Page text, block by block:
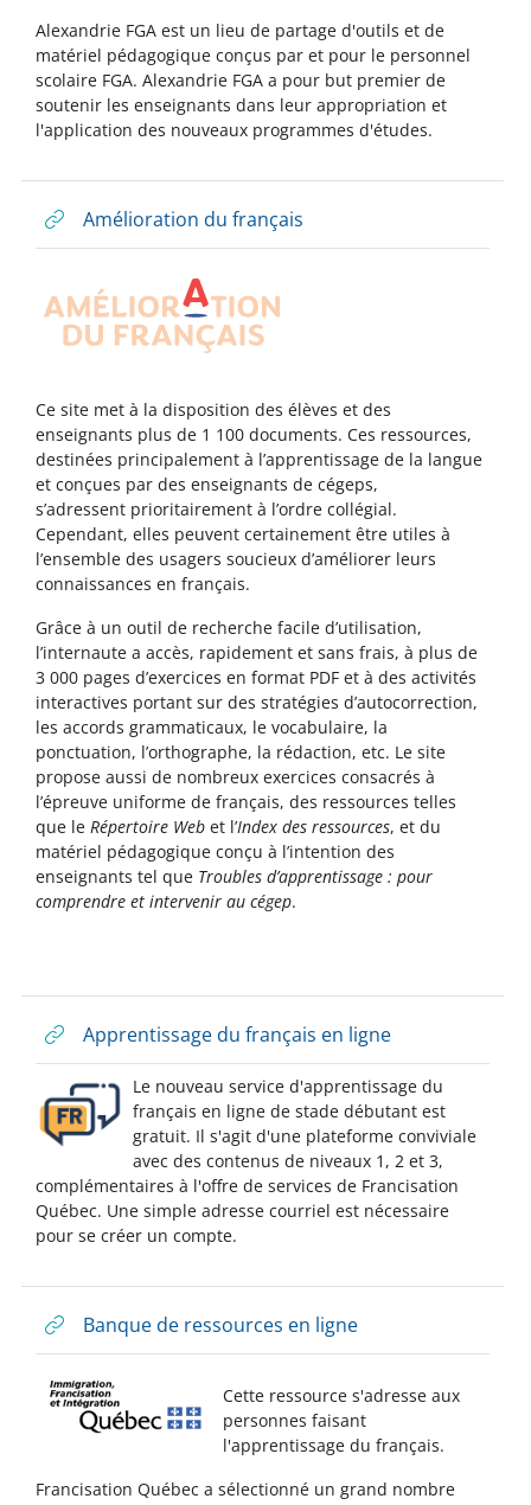
Alexandrie FGA est un lieu de partage d'outils et de
matériel pédagogique conçus par et pour le personnel
scolaire FGA. Alexandrie FGA a pour but premier de
soutenir les enseignants dans leur appropriation et
l'application des nouveaux programmes d'études.
Amélioration du français
Ce site met à la disposition des élèves et des
enseignants plus de 1 100 documents. Ces ressources,
destinées principalement à l’apprentissage de la langue
et conçues par des enseignants de cégeps,
s’adressent prioritairement à l’ordre collégial.
Cependant, elles peuvent certainement être utiles à
l’ensemble des usagers soucieux d’améliorer leurs
connaissances en français.
Grâce à un outil de recherche facile d’utilisation,
l’internaute a accès, rapidement et sans frais, à plus de
3 000 pages d’exercices en format PDF et à des activités
interactives portant sur des stratégies d’autocorrection,
les accords grammaticaux, le vocabulaire, la
ponctuation, l’orthographe, la rédaction, etc. Le site
propose aussi de nombreux exercices consacrés à
l’épreuve uniforme de français, des ressources telles
que le Répertoire Web et l’Index des ressources, et du
matériel pédagogique conçu à l’intention des
enseignants tel que Troubles d’apprentissage : pour
comprendre et intervenir au cégep.
Apprentissage du français en ligne
Le nouveau service d'apprentissage du
français en ligne de stade débutant est
gratuit. Il s'agit d'une plateforme conviviale
avec des contenus de niveaux 1, 2 et 3,
complémentaires à l'offre de services de Francisation
Québec. Une simple adresse courriel est nécessaire
pour se créer un compte.
Banque de ressources en ligne
Cette ressource s'adresse aux
personnes faisant
l'apprentissage du français.
Francisation Québec a sélectionné un grand nombre